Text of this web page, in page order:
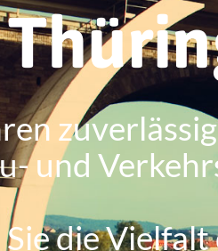
und
die Vielfalt